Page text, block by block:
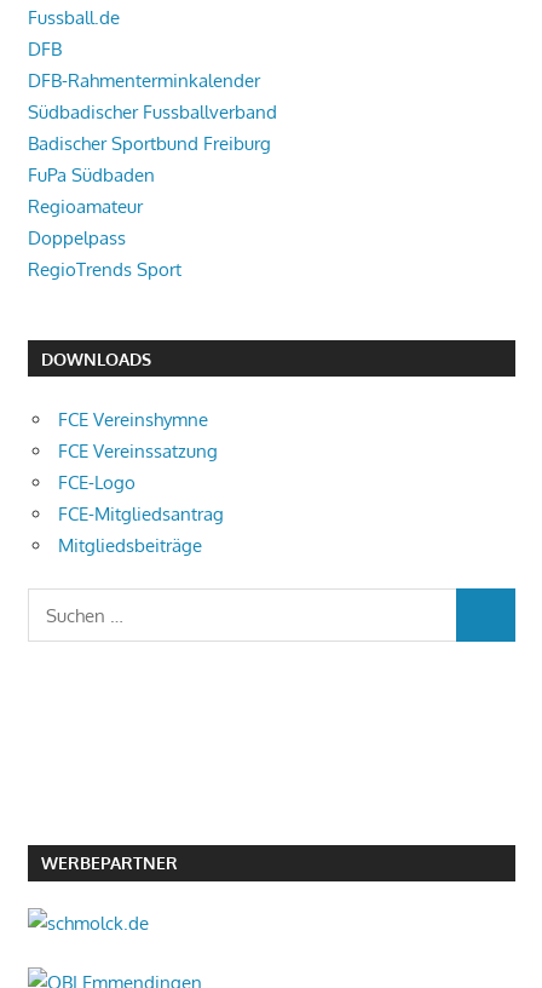
Fussball.de
DFB
DFB-Rahmenterminkalender
Südbadischer Fussballverband
Badischer Sportbund Freiburg
FuPa Südbaden
Regioamateur
Doppelpass
RegioTrends Sport
DOWNLOADS
FCE Vereinshymne
FCE Vereinssatzung
FCE-Logo
FCE-Mitgliedsantrag
Mitgliedsbeiträge
WERBEPARTNER